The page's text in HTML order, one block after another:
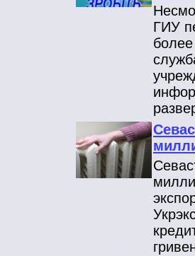
ГИУ